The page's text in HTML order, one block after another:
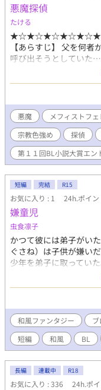
悪魔探偵
たける
【あらすじ】 父を何
呼び出そうとしていた
を呼び出し、悪魔メフ
が…… 残虐描写や性描
悪魔 メフィストフェ
宗教色強め
探偵
第１１回BL小説大賞エン
短編 完結 R15
お気に入り : 1 24h.ポイン
嫌童児
虫食凛子
かつて彼には弟子がい
ぐさね）は子供が嫌い
少年を弟子に取ってい
はる）だが、誕生日を
に八歳になる弟子には
き弟子が引っ張り出し
僧堂の奥間に仕舞われ
幼子の魂を供養し続け
の中に年々増えてい
和風ファンタジー
短編
和風 BL
長編 連載中 R18
お気に入り : 336 24h.ポ